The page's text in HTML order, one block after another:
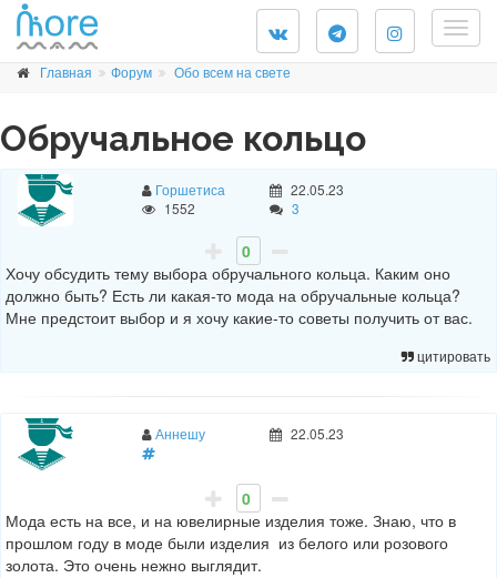
Главная Форум Обо всем на свете
Обручальное кольцо
Горшетиса
22.05.23
1552
3
0
Хочу обсудить тему выбора обручального кольца. Каким оно
должно быть? Есть ли какая-то мода на обручальные кольца?
Мне предстоит выбор и я хочу какие-то советы получить от вас.
цитировать
Аннешу 22.05.23
0
Мода есть на все, и на ювелирные изделия тоже. Знаю, что в
прошлом году в моде были изделия из белого или розового
золота. Это очень нежно выглядит.